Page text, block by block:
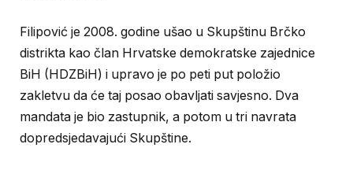
Filipović je 2008. godine ušao u Skupštinu Brčko
distrikta kao član Hrvatske demokratske zajednice
BiH (HDZBiH) i upravo je po peti put položio
zakletvu da će taj posao obavljati savjesno. Dva
mandata je bio zastupnik, a potom u tri navrata
dopredsjedavajući Skupštine.